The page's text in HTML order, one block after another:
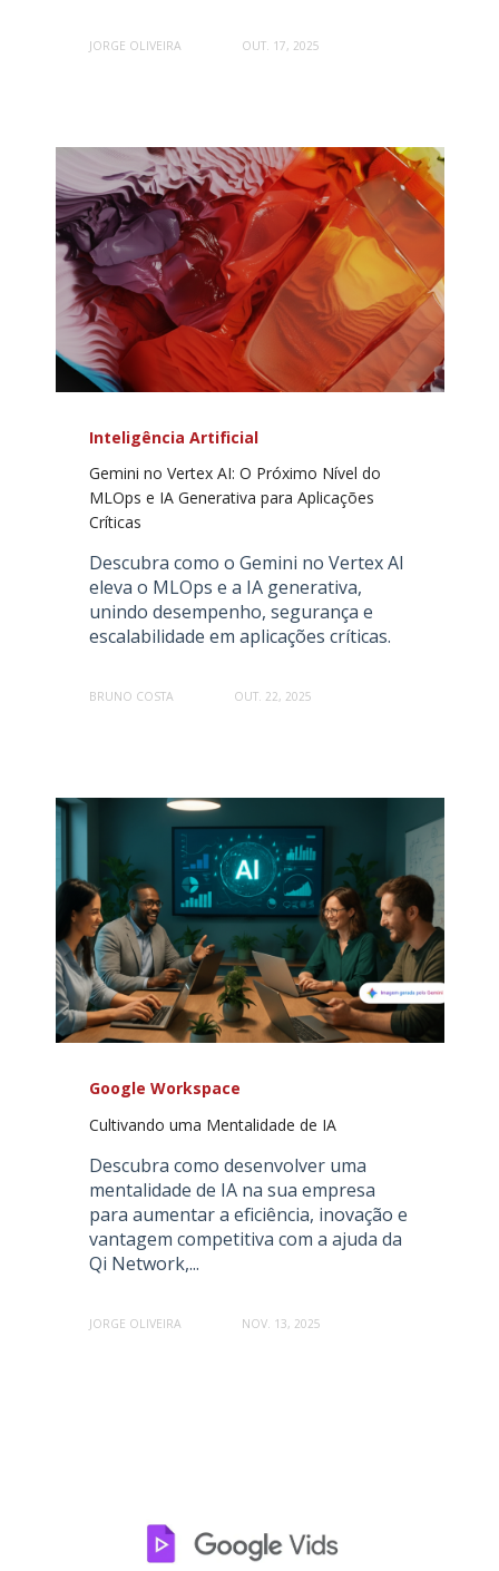
JORGE OLIVEIRA OUT. 17, 2025
Inteligência Artificial
Gemini no Vertex AI: O Próximo Nível do
MLOps e IA Generativa para Aplicações
Críticas
Descubra como o Gemini no Vertex AI
eleva o MLOps e a IA generativa,
unindo desempenho, segurança e
escalabilidade em aplicações críticas.
BRUNO COSTA OUT. 22, 2025
Google Workspace
Cultivando uma Mentalidade de IA
Descubra como desenvolver uma
mentalidade de IA na sua empresa
para aumentar a eficiência, inovação e
vantagem competitiva com a ajuda da
Qi Network,...
JORGE OLIVEIRA NOV. 13, 2025